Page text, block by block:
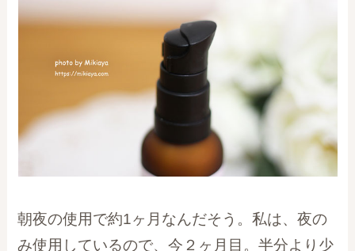
朝夜の使用で約1ヶ月なんだそう。私は、夜の
み使用しているので、今２ヶ月目。半分より少